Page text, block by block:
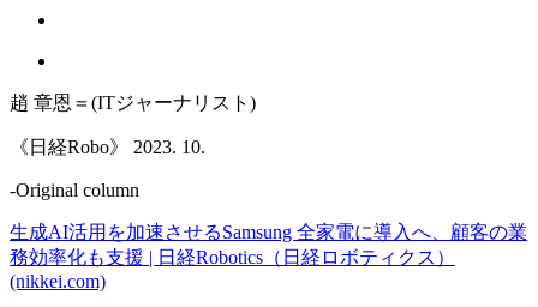
趙 章恩＝(ITジャーナリスト)
《日経Robo》 2023. 10.
-Original column
生成AI活用を加速させるSamsung 全家電に導入へ、顧客の業
務効率化も支援 | 日経Robotics（日経ロボティクス）
(nikkei.com)